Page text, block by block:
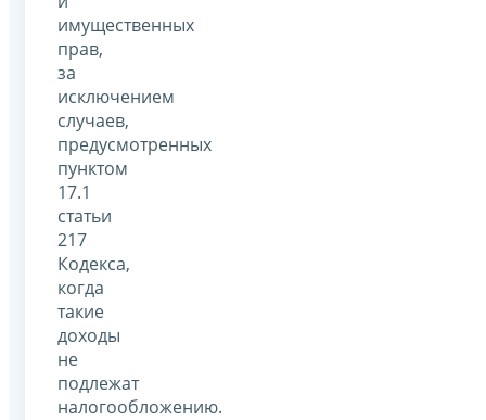
имущественных
прав,
за
исключением
случаев,
предусмотренных
пунктом
17.1
статьи
217
Кодекса,
когда
такие
доходы
не
подлежат
налогообложению.